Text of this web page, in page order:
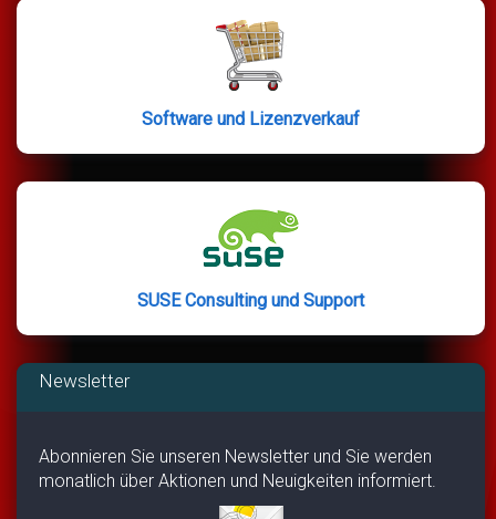
Software und Lizenzverkauf
SUSE Consulting und Support
Newsletter
Abonnieren Sie unseren Newsletter und Sie werden
monatlich über Aktionen und Neuigkeiten informiert.